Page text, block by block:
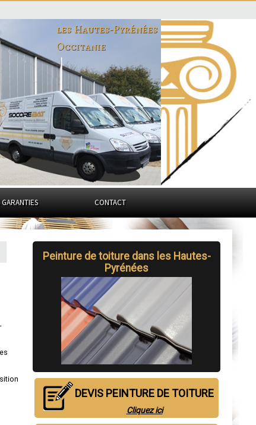
les Hautes-Pyrénées
Occitanie
GARANTIES CONTACT
Peinture de toiture dans les Hautes-
Pyrénées
DEVIS PEINTURE DE TOITURE
Cliquez ici